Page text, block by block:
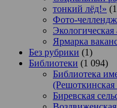
тонкий лёд!»
Фото-
Ярмарка
Без рубрики (1)
Библиотеки (1 094)
Библиотека
(Решоткинская
Биревская